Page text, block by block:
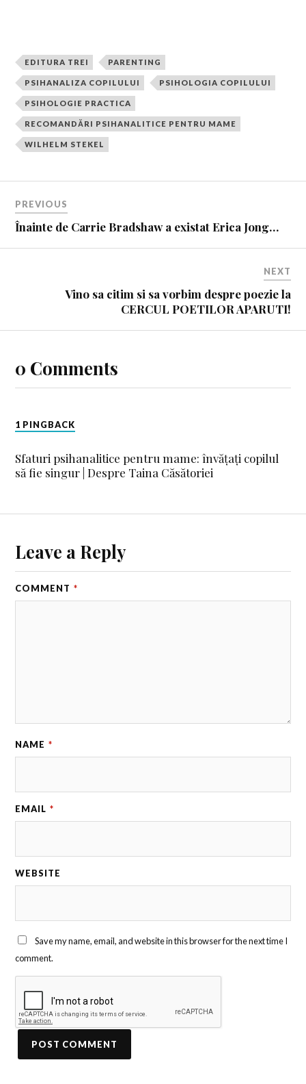
EDITURA TREI PARENTING
PSIHANALIZA COPILULUI PSIHOLOGIA COPILULUI
PSIHOLOGIE PRACTICA
RECOMANDĂRI PSIHANALITICE PENTRU MAME
WILHELM STEKEL
PREVIOUS
Înainte de Carrie Bradshaw a existat Erica Jong…
NEXT
Vino sa citim si sa vorbim despre poezie la
CERCUL POETILOR APARUTI!
0 Comments
1 PINGBACK
Sfaturi psihanalitice pentru mame: învățați copilul
să fie singur | Despre Taina Căsătoriei
Leave a Reply
COMMENT *
NAME *
EMAIL *
WEBSITE
Save my name, email, and website in this browser for the next time I
comment.